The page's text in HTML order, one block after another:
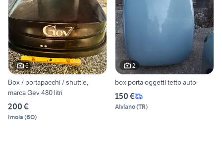
6
Box / portapacchi / shuttle,
marca Gev 480 litri
200 €
Imola (BO)
2
box porta oggetti tetto auto
150 €
Alviano(TR)